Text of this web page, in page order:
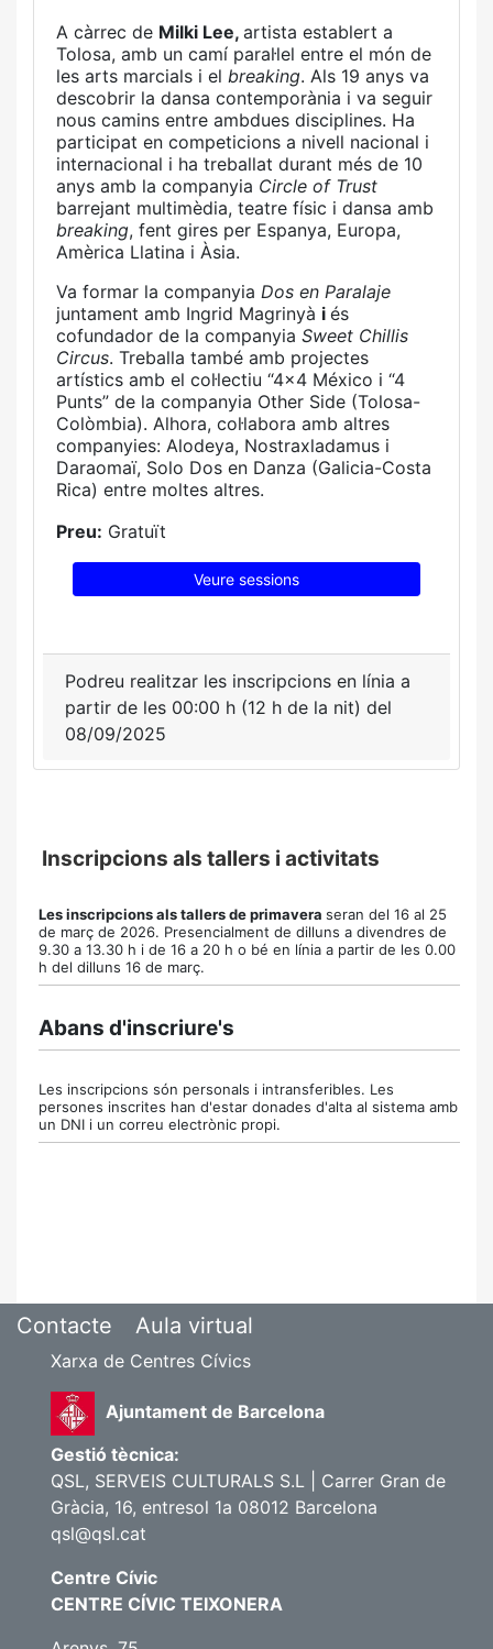
A càrrec de Milki Lee, artista establert a
Tolosa, amb un camí paral·lel entre el món de
les arts marcials i el breaking. Als 19 anys va
descobrir la dansa contemporània i va seguir
nous camins entre ambdues disciplines. Ha
participat en competicions a nivell nacional i
internacional i ha treballat durant més de 10
anys amb la companyia Circle of Trust
barrejant multimèdia, teatre físic i dansa amb
breaking, fent gires per Espanya, Europa,
Amèrica Llatina i Àsia.
Va formar la companyia Dos en Paralaje
juntament amb Ingrid Magrinyà i és
cofundador de la companyia Sweet Chillis
Circus. Treballa també amb projectes
artístics amb el col·lectiu “4x4 México i “4
Punts” de la companyia Other Side (Tolosa-
Colòmbia). Alhora, col·labora amb altres
companyies: Alodeya, Nostraxladamus i
Daraomaï, Solo Dos en Danza (Galicia-Costa
Rica) entre moltes altres.
Preu: Gratuït
Veure sessions
Podreu realitzar les inscripcions en línia a
partir de les 00:00 h (12 h de la nit) del
08/09/2025
Inscripcions als tallers i activitats
Les inscripcions als tallers de primavera seran del 16 al 25
de març de 2026. Presencialment de dilluns a divendres de
9.30 a 13.30 h i de 16 a 20 h o bé en línia a partir de les 0.00
h del dilluns 16 de març.
Abans d'inscriure's
Les inscripcions són personals i intransferibles. Les
persones inscrites han d'estar donades d'alta al sistema amb
un DNI i un correu electrònic propi.
Contacte Aula virtual
Xarxa de Centres Cívics
Ajuntament de Barcelona
Gestió tècnica:
QSL, SERVEIS CULTURALS S.L | Carrer Gran de
Gràcia, 16, entresol 1a 08012 Barcelona
qsl@qsl.cat
Centre Cívic
CENTRE CÍVIC TEIXONERA